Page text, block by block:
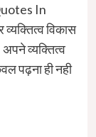
In
विकास
व्यक्तित्व
पढ़ना ही नही